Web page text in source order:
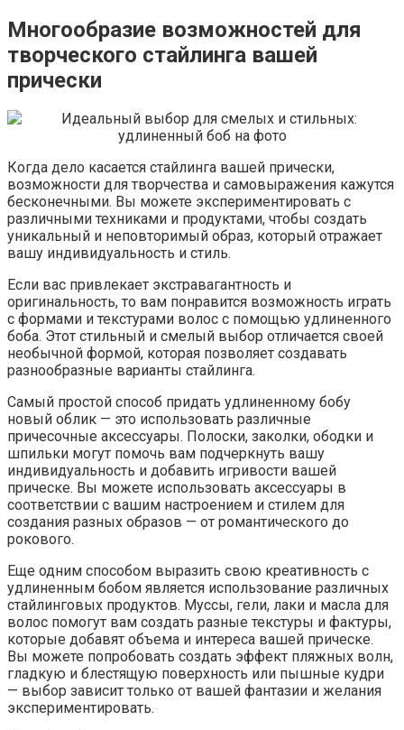
Многообразие возможностей для
творческого стайлинга вашей
прически
Когда дело касается стайлинга вашей прически,
возможности для творчества и самовыражения кажутся
бесконечными. Вы можете экспериментировать с
различными техниками и продуктами, чтобы создать
уникальный и неповторимый образ, который отражает
вашу индивидуальность и стиль.
Если вас привлекает экстравагантность и
оригинальность, то вам понравится возможность играть
с формами и текстурами волос с помощью удлиненного
боба. Этот стильный и смелый выбор отличается своей
необычной формой, которая позволяет создавать
разнообразные варианты стайлинга.
Самый простой способ придать удлиненному бобу
новый облик — это использовать различные
причесочные аксессуары. Полоски, заколки, ободки и
шпильки могут помочь вам подчеркнуть вашу
индивидуальность и добавить игривости вашей
прическе. Вы можете использовать аксессуары в
соответствии с вашим настроением и стилем для
создания разных образов — от романтического до
рокового.
Еще одним способом выразить свою креативность с
удлиненным бобом является использование различных
стайлинговых продуктов. Муссы, гели, лаки и масла для
волос помогут вам создать разные текстуры и фактуры,
которые добавят объема и интереса вашей прическе.
Вы можете попробовать создать эффект пляжных волн,
гладкую и блестящую поверхность или пышные кудри
— выбор зависит только от вашей фантазии и желания
экспериментировать.